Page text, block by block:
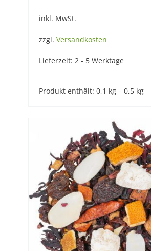
inkl. MwSt.
zzgl. Versandkosten
Lieferzeit: 2 - 5 Werktage
Produkt enthält: 0,1 kg – 0,5 kg